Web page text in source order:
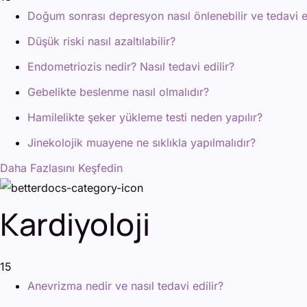
Doğum sonrası depresyon nasıl önlenebilir ve tedavi
Düşük riski nasıl azaltılabilir?
Endometriozis nedir? Nasıl tedavi edilir?
Gebelikte beslenme nasıl olmalıdır?
Hamilelikte şeker yükleme testi neden yapılır?
Jinekolojik muayene ne sıklıkla yapılmalıdır?
Daha Fazlasını Keşfedin
Kardiyoloji
15
Anevrizma nedir ve nasıl tedavi edilir?